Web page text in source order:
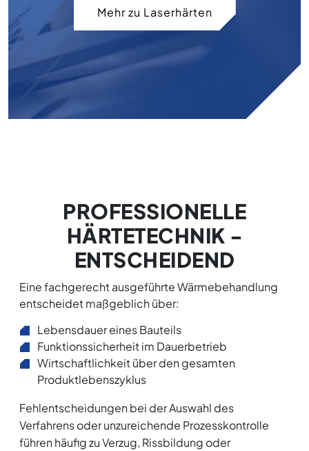
Mehr zu Laserhärten
PROFESSIONELLE
HÄRTETECHNIK ­
ENTSCHEIDEND
Eine fachgerecht ausgeführte Wärmebehandlung
entscheidet maßgeblich über:
Lebensdauer eines Bauteils
Funktionssicherheit im Dauerbetrieb
Wirtschaftlichkeit über den gesamten
Produktlebenszyklus
Fehlentscheidungen bei der Auswahl des
Verfahrens oder unzureichende Prozesskontrolle
führen häufig zu Verzug, Rissbildung oder